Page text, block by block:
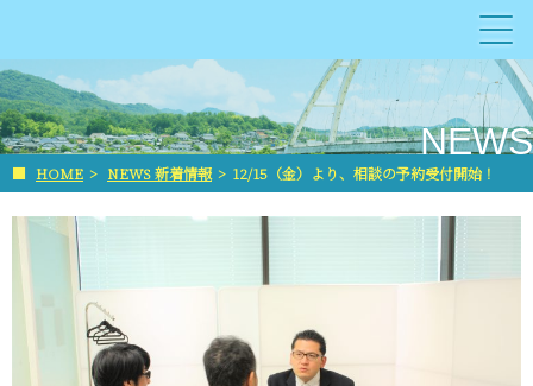
NEWS
■ HOME > NEWS 新着情報 > 12/15（金）より、相談の予約受付開始！